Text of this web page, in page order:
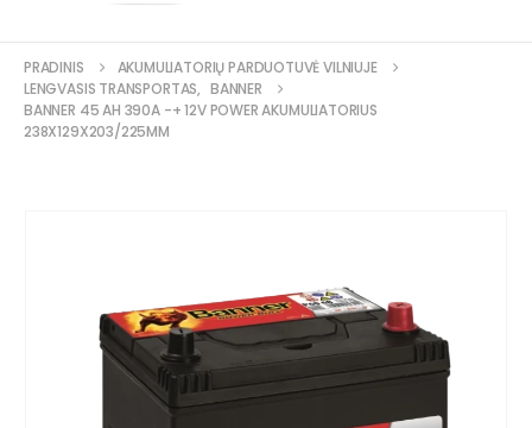
PRADINIS
AKUMULIATORIŲ PARDUOTUVĖ VILNIUJE
LENGVASIS TRANSPORTAS, BANNER
BANNER 45 AH 390A -+ 12V POWER AKUMULIATORIUS
238X129X203/225MM